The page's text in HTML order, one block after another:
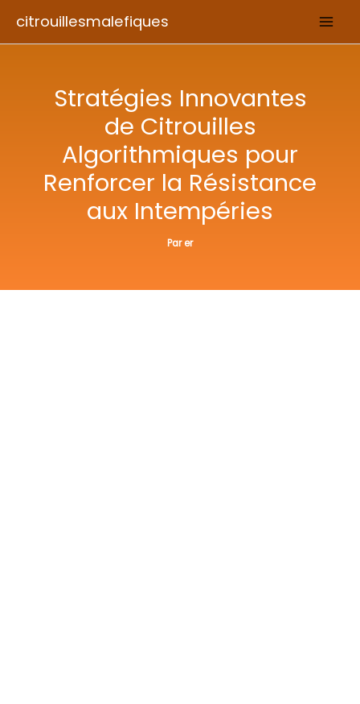
citrouillesmalefiques
Stratégies Innovantes
de Citrouilles
Algorithmiques pour
Renforcer la Résistance
aux Intempéries
Parer